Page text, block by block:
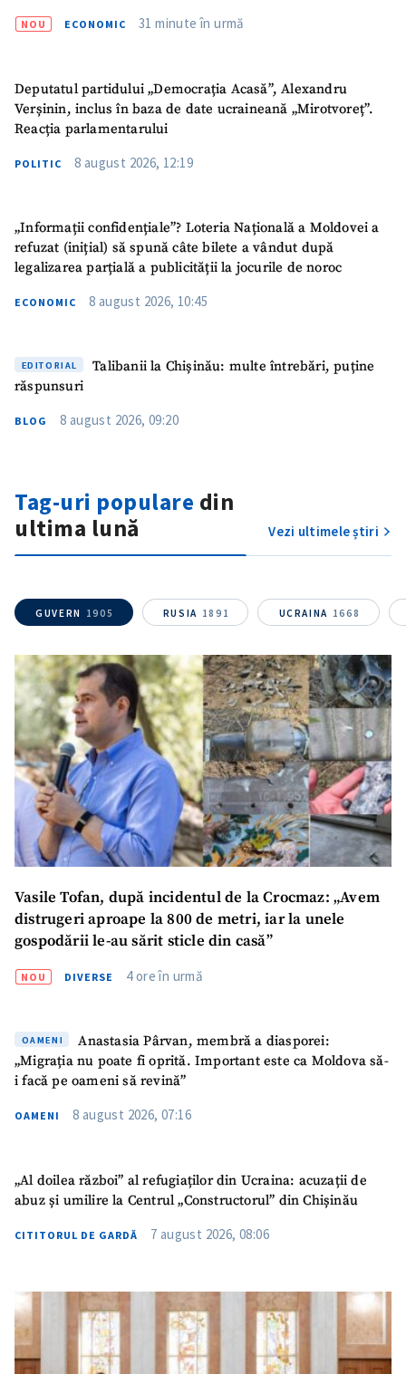
SUSȚINE
NOU ECONOMIC 31 minute în urmă
Deputatul partidului „Democrația Acasă”, Alexandru
Verșinin, inclus în baza de date ucraineană „Mirotvoreț”.
Reacția parlamentarului
POLITIC 8 august 2026, 12:19
„Informații confidențiale”? Loteria Națională a Moldovei a
refuzat (inițial) să spună câte bilete a vândut după
legalizarea parțială a publicității la jocurile de noroc
ECONOMIC 8 august 2026, 10:45
EDITORIAL
Talibanii la Chișinău: multe întrebări, puține
răspunsuri
BLOG 8 august 2026, 09:20
Tag-uri populare din
ultima lună
Vezi ultimele știri
GUVERN 1905 RUSIA 1891 UCRAINA 1668
Vasile Tofan, după incidentul de la Crocmaz: „Avem
distrugeri aproape la 800 de metri, iar la unele
gospodării le-au sărit sticle din casă”
NOU DIVERSE 4 ore în urmă
OAMENI
Anastasia Pârvan, membră a diasporei:
„Migrația nu poate fi oprită. Important este ca Moldova să-
i facă pe oameni să revină”
OAMENI 8 august 2026, 07:16
„Al doilea război” al refugiaților din Ucraina: acuzații de
abuz și umilire la Centrul „Constructorul” din Chișinău
CITITORUL DE GARDĂ 7 august 2026, 08:06
Fotografie
+ Încarcă imagine
Link media
+ Link media
Mesajul știrei
+ Mesajul știrei
CONTACT SURSĂ
Email + Emailul meu
Am citit și sunt de
confidențialitate.
TRIMITE ȘTIREA